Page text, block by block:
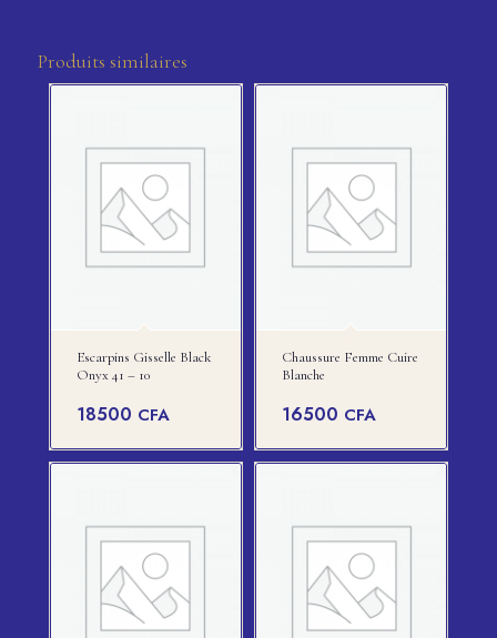
Produits similaires
Escarpins Gisselle Black
Onyx 41 – 10
18500 CFA
Chaussure Femme Cuire
Blanche
16500 CFA